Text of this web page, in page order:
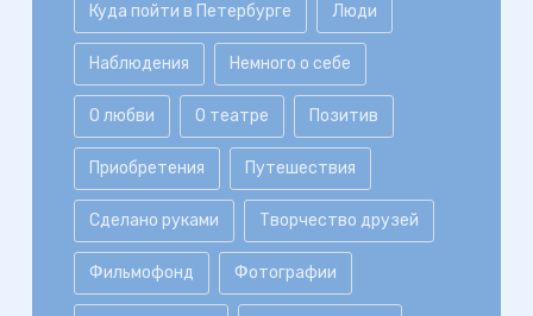
Куда пойти в Петербурге Люди
Наблюдения Немного о себе
О любви О театре Позитив
Приобретения Путешествия
Сделано руками Творчество друзей
Фильмофонд Фотографии